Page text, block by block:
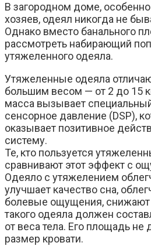
В загородном доме,
хозяев, одеял никогда не
Однако вместо банального
рассмотреть набирающий
утяжеленного одеяла.
Утяжеленные одеяла
большим весом — от 2 до 15
масса вызывает
сенсорное давление (DSP),
оказывает позитивное
систему.
Те, кто пользуется
сравнивают этот эффект с
Одеяло с утяжелением
улучшает качество сна,
болевые ощущения, снижают
такого одеяла должен
от веса тела. Его площадь
размер кровати.